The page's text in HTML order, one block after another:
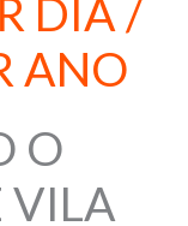
DIA /
ANO
O
VILA